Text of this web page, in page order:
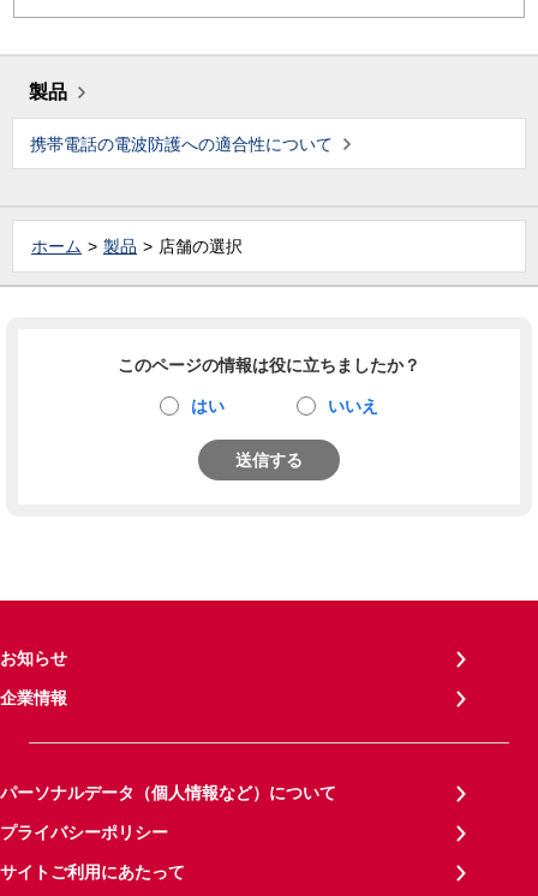
製品
携帯電話の電波防護への適合性について
ホーム 製品 店舗の選択
このページの情報は役に立ちましたか？
はい いいえ
送信する
お知らせ
企業情報
パーソナルデータ（個人情報など）について
プライバシーポリシー
サイトご利用にあたって